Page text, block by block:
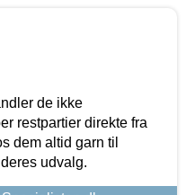
de ikke
restpartier direkte fra
dem altid garn til
udvalg.